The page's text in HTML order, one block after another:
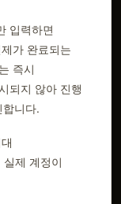
입력하면
가 완료되는
즉시
되지 않아 진행
니다.
제 계정이